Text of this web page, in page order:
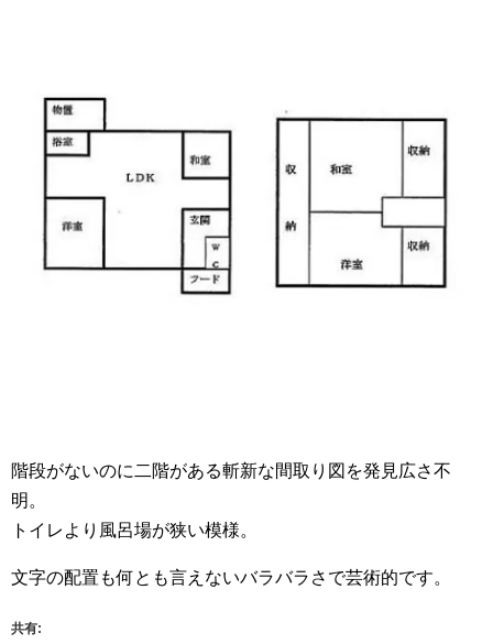
階段がないのに二階がある斬新な間取り図を発見広さ不
明。
トイレより風呂場が狭い模様。
文字の配置も何とも言えないバラバラさで芸術的です。
共有: